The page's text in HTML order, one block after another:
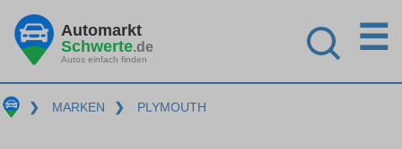
Automarkt
Schwerte.de
Autos einfach finden
☰
❯ MARKEN ❯ PLYMOUTH